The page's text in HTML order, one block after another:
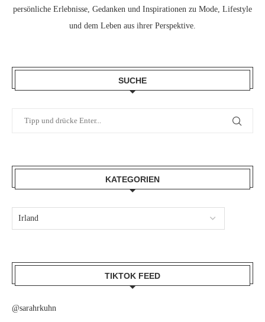
persönliche Erlebnisse, Gedanken und Inspirationen zu Mode, Lifestyle
und dem Leben aus ihrer Perspektive.
SUCHE
KATEGORIEN
TIKTOK FEED
@sarahrkuhn